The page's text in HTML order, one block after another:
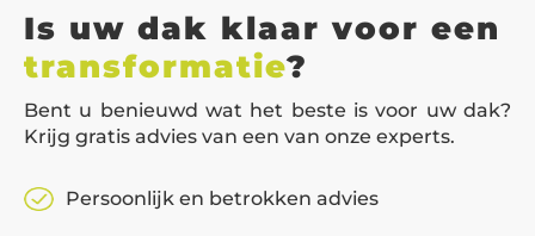
Is uw dak klaar voor een
transformatie?
Bent u benieuwd wat het beste is voor uw dak?
Krijg gratis advies van een van onze experts.
Persoonlijk en betrokken advies